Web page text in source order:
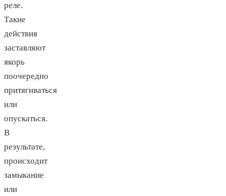
реле.
Такие
действия
заставляют
якорь
поочередно
притягиваться
или
опускаться.
В
результате,
происходит
замыкание
или